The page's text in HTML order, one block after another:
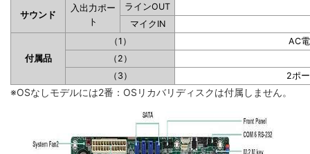
サウンド
入出力ポー
ト
ラインOUT
マイクIN
付属品
（1）
AC
（2）
（3）
2ポ
※OSなしモデルには2番：OSリカバリディスクは付属しません。